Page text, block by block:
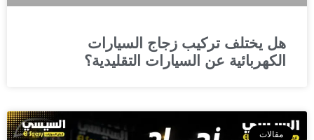
هل يختلف تركيب زجاج السيارات
الكهربائية عن السيارات التقليدية؟
مقالات